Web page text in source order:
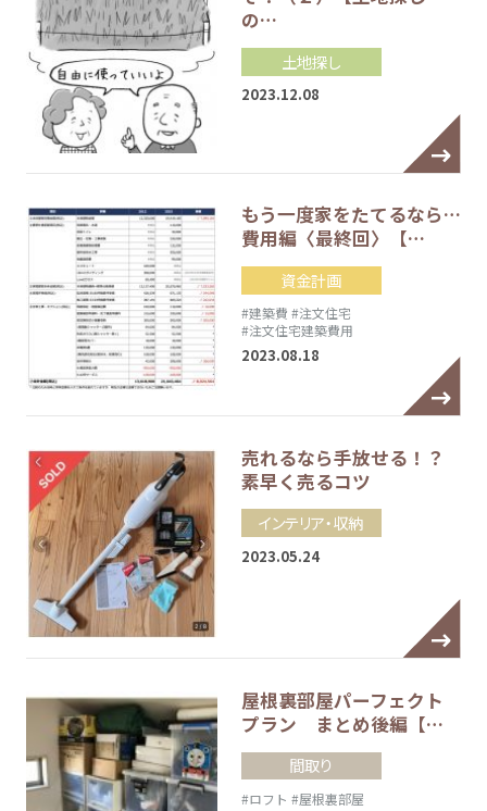
の…
土地探し
2023.12.08
もう一度家をたてるなら…
費用編〈最終回〉【…
資金計画
#建築費 #注文住宅
#注文住宅建築費用
2023.08.18
売れるなら手放せる！？
素早く売るコツ
インテリア・収納
2023.05.24
屋根裏部屋パーフェクト
プラン まとめ後編【…
間取り
#ロフト #屋根裏部屋